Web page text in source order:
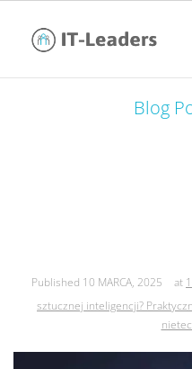
Blog
Published 10 MARCA, 2025 at
sztucznej inteligencji?